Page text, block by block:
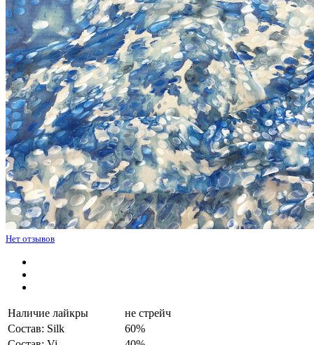
Нет отзывов
Наличие лайкры
не стрейч
Состав: Silk
60%